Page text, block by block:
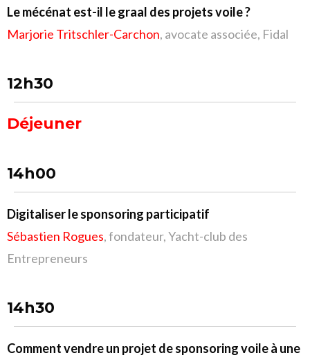
Le mécénat est-il le graal des projets voile ?
Marjorie Tritschler-Carchon, avocate associée, Fidal
12h30
Déjeuner
14h00
Digitaliser le sponsoring participatif
Sébastien Rogues, fondateur, Yacht-club des
Entrepreneurs
14h30
Comment vendre un projet de sponsoring voile à une